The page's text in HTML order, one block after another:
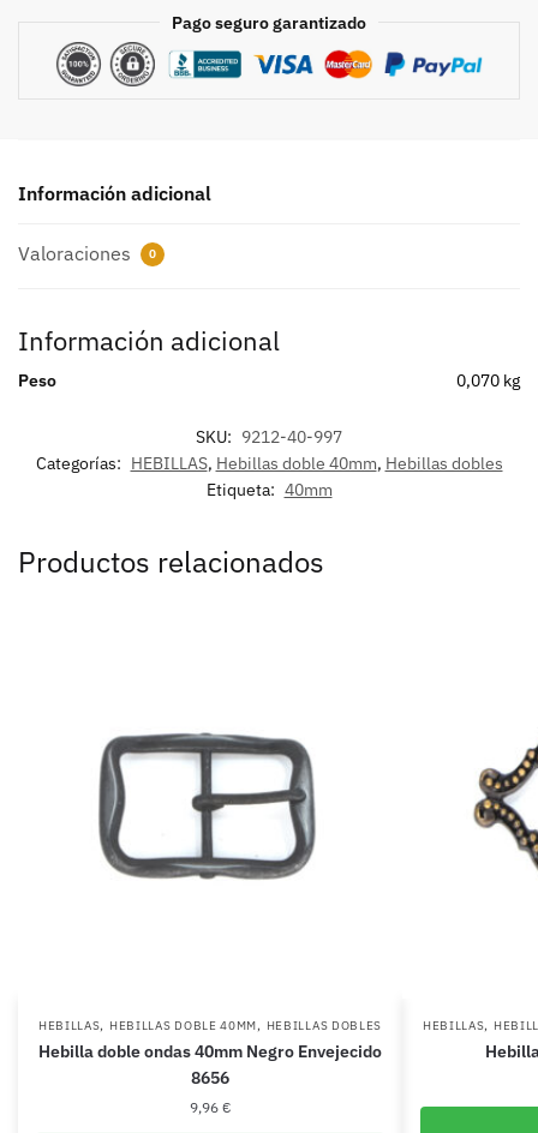
Pago seguro garantizado
Información adicional
Valoraciones 0
Información adicional
Peso 0,070 kg
SKU: 9212-40-997
Categorías: HEBILLAS, Hebillas doble 40mm, Hebillas dobles
Etiqueta: 40mm
Productos relacionados
HEBILLAS, HEBILLAS DOBLE 40MM, HEBILLAS DOBLES
Hebilla doble ondas 40mm Negro Envejecido
8656
9,96 €
HEBILLAS,